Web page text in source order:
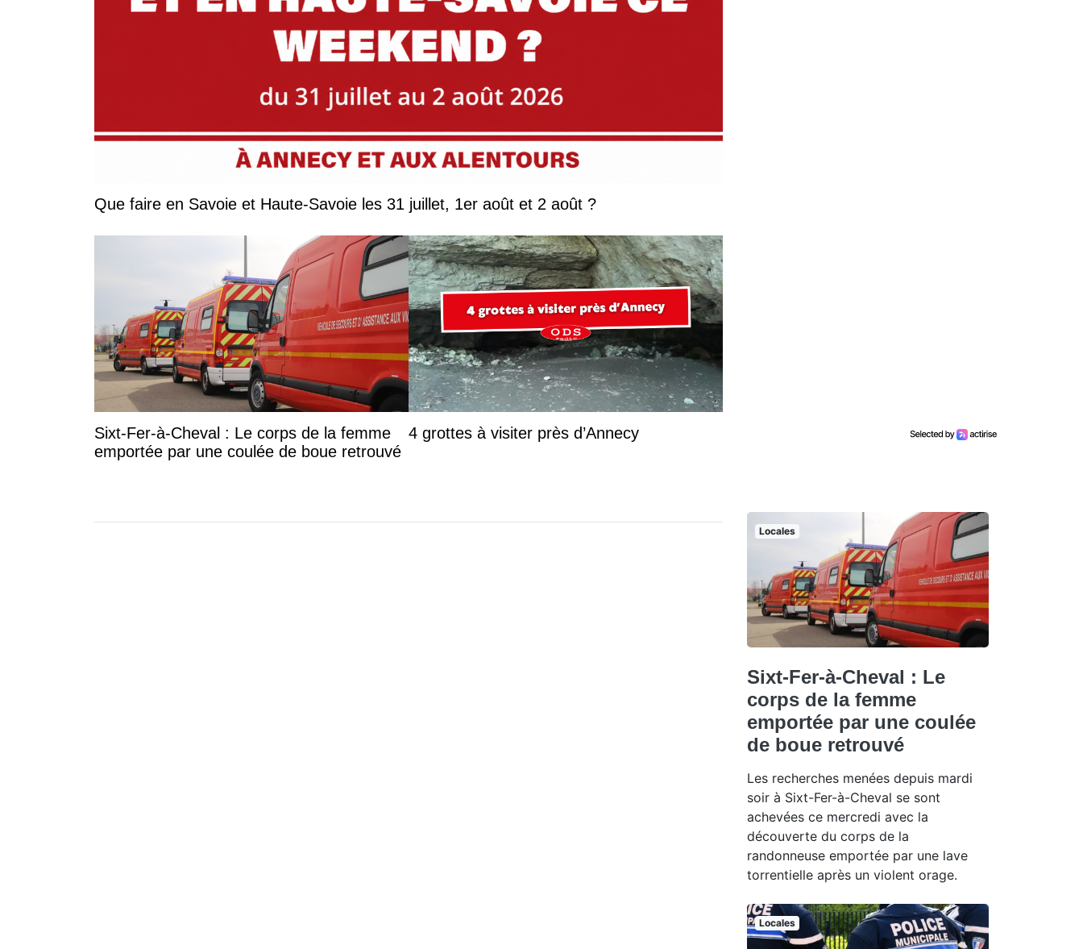
Que faire en Savoie et Haute-Savoie les 31 juillet, 1er août et 2 août ?
Sixt-Fer-à-Cheval : Le corps de la femme
emportée par une coulée de boue retrouvé
4 grottes à visiter près d’Annecy
Locales
Sixt-Fer-à-Cheval : Le
corps de la femme
emportée par une coulée
de boue retrouvé
Les recherches menées depuis mardi
soir à Sixt-Fer-à-Cheval se sont
achevées ce mercredi avec la
découverte du corps de la
randonneuse emportée par une lave
torrentielle après un violent orage.
Locales